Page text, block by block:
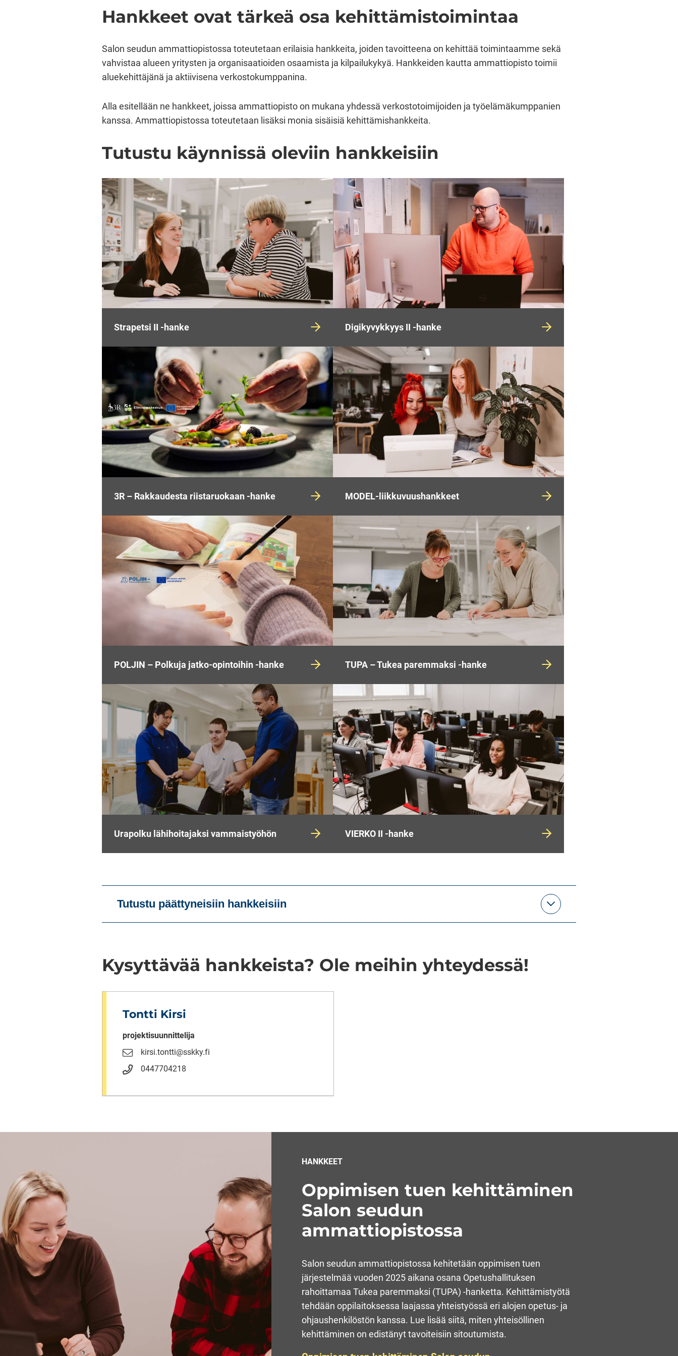
Hankkeet ovat tärkeä osa kehittämistoimintaa
Salon seudun ammattiopistossa toteutetaan erilaisia hankkeita, joiden tavoitteena on kehittää toimintaamme sekä
vahvistaa alueen yritysten ja organisaatioiden osaamista ja kilpailukykyä. Hankkeiden kautta ammattiopisto toimii
aluekehittäjänä ja aktiivisena verkostokumppanina.
Alla esitellään ne hankkeet, joissa ammattiopisto on mukana yhdessä verkostotoimijoiden ja työelämäkumppanien
kanssa. Ammattiopistossa toteutetaan lisäksi monia sisäisiä kehittämishankkeita.
Tutustu käynnissä oleviin hankkeisiin
Strapetsi II -hanke Digikyvykkyys II -hanke
3R – Rakkaudesta riistaruokaan -hanke MODEL-liikkuvuushankkeet
POLJIN – Polkuja jatko-opintoihin -hanke TUPA – Tukea paremmaksi -hanke
Urapolku lähihoitajaksi vammaistyöhön VIERKO II -hanke
Tutustu päättyneisiin hankkeisiin
Kysyttävää hankkeista? Ole meihin yhteydessä!
Tontti Kirsi
projektisuunnittelija
kirsi.tontti@sskky.fi
0447704218
HANKKEET
Oppimisen tuen kehittäminen
Salon seudun
ammattiopistossa
Salon seudun ammattiopistossa kehitetään oppimisen tuen
järjestelmää vuoden 2025 aikana osana Opetushallituksen
rahoittamaa Tukea paremmaksi (TUPA) -hanketta. Kehittämistyötä
tehdään oppilaitoksessa laajassa yhteistyössä eri alojen opetus- ja
ohjaushenkilöstön kanssa. Lue lisää siitä, miten yhteisöllinen
kehittäminen on edistänyt tavoiteisiin sitoutumista.